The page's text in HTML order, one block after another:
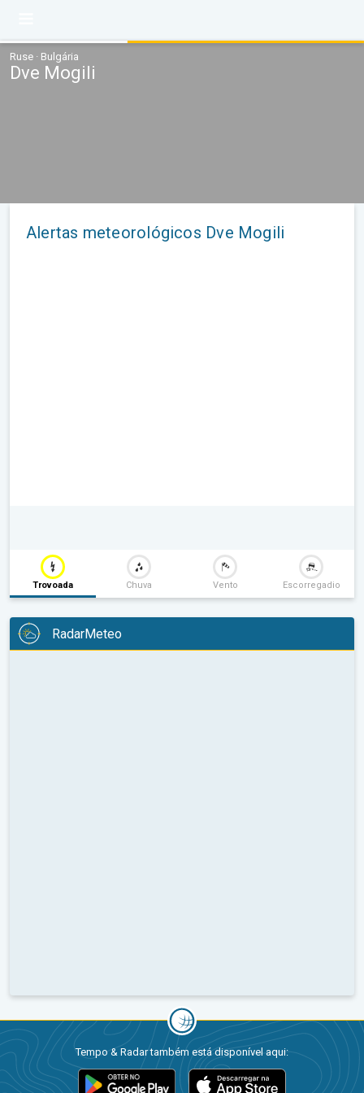
Ruse · Bulgária
Dve Mogili
Alertas meteorológicos Dve Mogili
Trovoada Chuva Vento Escorregadio
RadarMeteo
Tempo & Radar também está disponível aqui: